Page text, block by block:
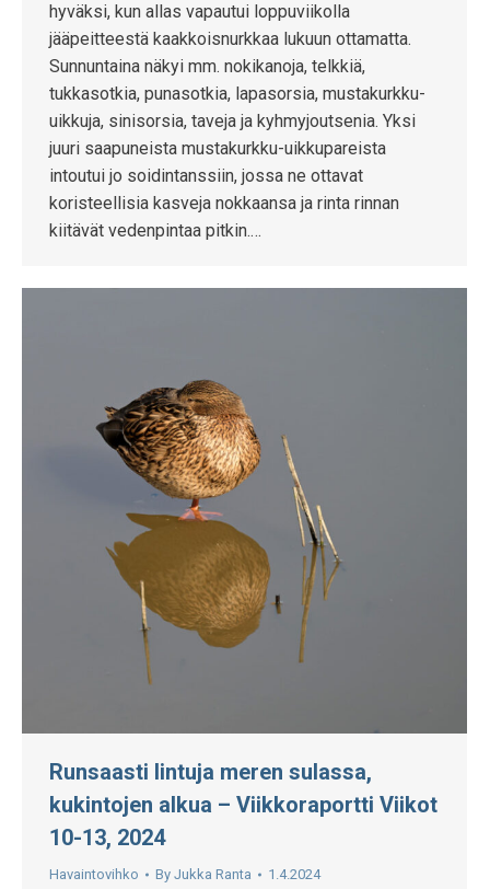
hyväksi, kun allas vapautui loppuviikolla
jääpeitteestä kaakkoisnurkkaa lukuun ottamatta.
Sunnuntaina näkyi mm. nokikanoja, telkkiä,
tukkasotkia, punasotkia, lapasorsia, mustakurkku-
uikkuja, sinisorsia, taveja ja kyhmyjoutsenia. Yksi
juuri saapuneista mustakurkku-uikkupareista
intoutui jo soidintanssiin, jossa ne ottavat
koristeellisia kasveja nokkaansa ja rinta rinnan
kiitävät vedenpintaa pitkin.…
Runsaasti lintuja meren sulassa,
kukintojen alkua – Viikkoraportti Viikot
10-13, 2024
Havaintovihko By Jukka Ranta 1.4.2024